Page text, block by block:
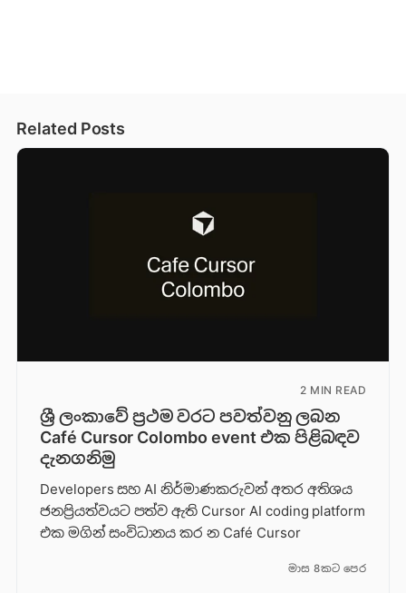
Related Posts
2 MIN READ
ශ්‍රී ලංකාවේ ප්‍රථම වරට පවත්වනු ලබන
Café Cursor Colombo event එක පිළිබඳව
දැනගනිමු
Developers සහ AI නිර්මාණකරුවන් අතර අතිශය
ජනප්‍රියත්වයට පත්ව ඇති Cursor AI coding platform
එක මගින් සංවිධානය කර න Café Cursor
මාස 8කට පෙර